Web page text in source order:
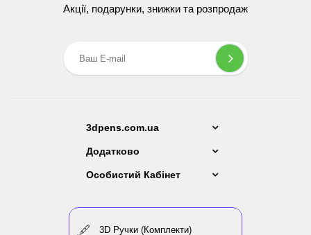
Акції, подарунки, знижки та розпродаж
3dpens.com.ua
Додатково
Особистий Кабінет
3D Ручки (Комплекти)